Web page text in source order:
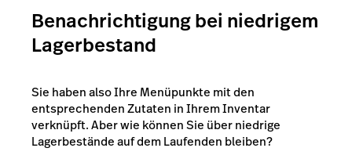
Benachrichtigung bei niedrigem
Lagerbestand
Sie haben also Ihre Menüpunkte mit den
entsprechenden Zutaten in Ihrem Inventar
verknüpft. Aber wie können Sie über niedrige
Lagerbestände auf dem Laufenden bleiben?